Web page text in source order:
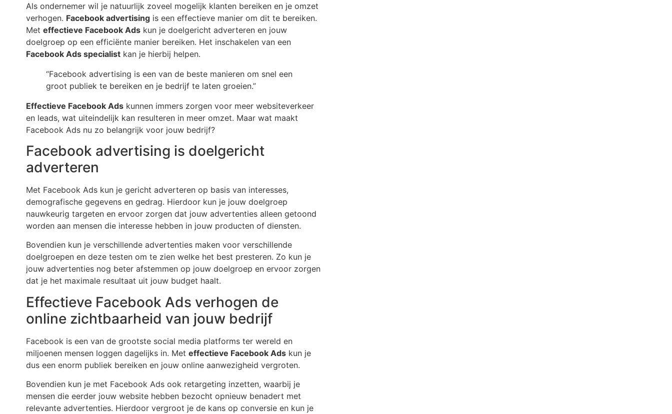
Als ondernemer wil je natuurlijk zoveel mogelijk klanten bereiken en je omzet
verhogen. Facebook advertising is een effectieve manier om dit te bereiken.
Met effectieve Facebook Ads kun je doelgericht adverteren en jouw
doelgroep op een efficiënte manier bereiken. Het inschakelen van een
Facebook Ads specialist kan je hierbij helpen.
“Facebook advertising is een van de beste manieren om snel een
groot publiek te bereiken en je bedrijf te laten groeien.”
Effectieve Facebook Ads kunnen immers zorgen voor meer websiteverkeer
en leads, wat uiteindelijk kan resulteren in meer omzet. Maar wat maakt
Facebook Ads nu zo belangrijk voor jouw bedrijf?
Facebook advertising is doelgericht
adverteren
Met Facebook Ads kun je gericht adverteren op basis van interesses,
demografische gegevens en gedrag. Hierdoor kun je jouw doelgroep
nauwkeurig targeten en ervoor zorgen dat jouw advertenties alleen getoond
worden aan mensen die interesse hebben in jouw producten of diensten.
Bovendien kun je verschillende advertenties maken voor verschillende
doelgroepen en deze testen om te zien welke het best presteren. Zo kun je
jouw advertenties nog beter afstemmen op jouw doelgroep en ervoor zorgen
dat je het maximale resultaat uit jouw budget haalt.
Effectieve Facebook Ads verhogen de
online zichtbaarheid van jouw bedrijf
Facebook is een van de grootste social media platforms ter wereld en
miljoenen mensen loggen dagelijks in. Met effectieve Facebook Ads kun je
dus een enorm publiek bereiken en jouw online aanwezigheid vergroten.
Bovendien kun je met Facebook Ads ook retargeting inzetten, waarbij je
mensen die eerder jouw website hebben bezocht opnieuw benadert met
relevante advertenties. Hierdoor vergroot je de kans op conversie en kun je